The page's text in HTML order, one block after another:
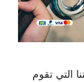
التي تقوم